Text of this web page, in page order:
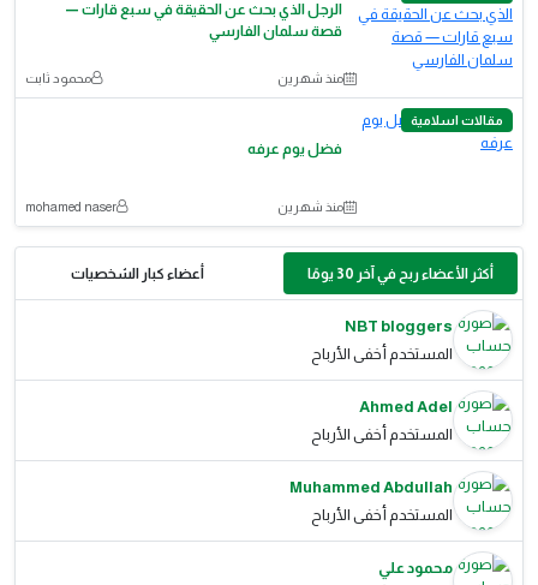
الرجل الذي بحث عن الحقيقة في سبع قارات —
قصة سلمان الفارسي
منذ شهرين محمود ثابت
مقالات اسلامية
فضل يوم عرفه
منذ شهرين mohamed naser
أكثر الأعضاء ربح في آخر 30 يومًا أعضاء كبار الشخصيات
NBT bloggers
المستخدم أخفى الأرباح
Ahmed Adel
المستخدم أخفى الأرباح
Muhammed Abdullah
المستخدم أخفى الأرباح
محمود علي